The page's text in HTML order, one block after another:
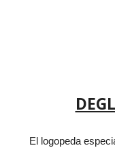
El logopeda